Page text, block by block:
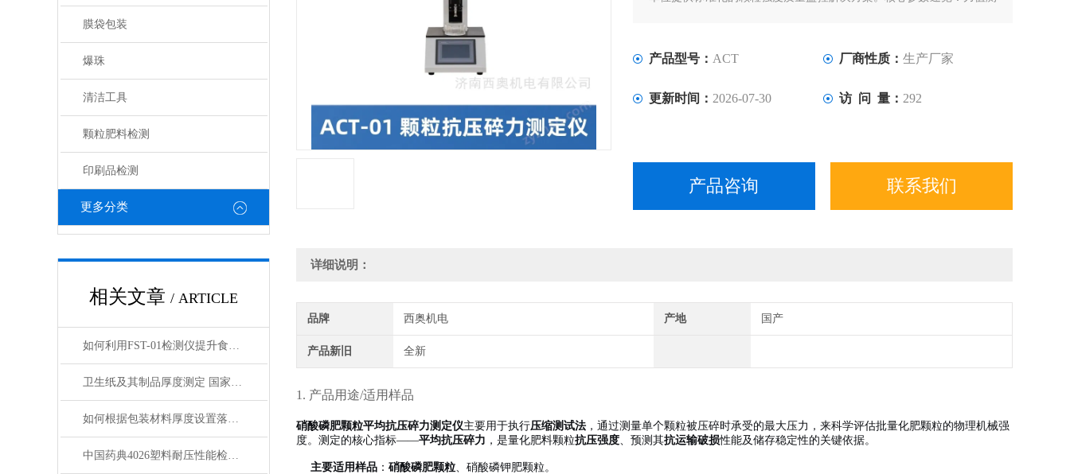
膜袋包装
爆珠
清洁工具
颗粒肥料检测
印刷品检测
更多分类
相关文章 / ARTICLE
如何利用FST-01检测仪提升食品收缩膜的质量与安全性？
卫生纸及其制品厚度测定 国家标准GB/T24328.2-2020要点详解
如何根据包装材料厚度设置落镖冲击参数——从A/B法选择到梯级法
中国药典4026塑料耐压性能检查法内容深度解读
输出
产品型号： ACT 厂商性质： 生产厂家
更新时间： 2026-07-30 访 问 量： 292
产品咨询 联系我们
详细说明：
品牌 西奥机电 产地 国产
产品新旧 全新
1. 产品用途/适用样品
硝酸磷肥颗粒平均抗压碎力测定仪主要用于执行压缩测试法 ，通过测量单个颗粒被压碎时承受的最大压力，来科学评估批量化肥颗粒的物理机械强
度。测定的核心指标——平均抗压碎力 ，是量化肥料颗粒抗压强度、预测其抗运输破损性能及储存稳定性的关键依据。
主要适用样品 ： 硝酸磷肥颗粒、硝酸磷钾肥颗粒。